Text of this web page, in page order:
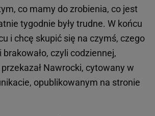
co mamy do zrobienia, co jest
tygodnie były trudne. W końcu
i chcę skupić się na czymś, czego
czyli codziennej,
Nawrocki, cytowany w
opublikowanym na stronie